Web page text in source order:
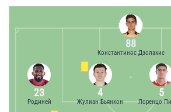
88
Константинос Дзолакис
5
Лоренцо
4
Жулиан Бьянкон
23
Родиней